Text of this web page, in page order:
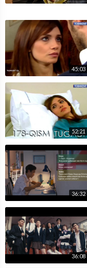
45:03
52:21
36:32
36:08